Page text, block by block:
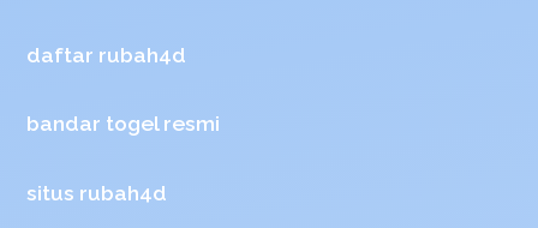
daftar rubah4d
bandar togel resmi
situs rubah4d